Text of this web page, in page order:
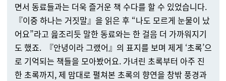
면서 동료들과는 더욱 즐거운 책 수다를 할 수 있었습니다.
『이중 하나는 거짓말』을 읽은 후 “나도 모르게 눈물이 났
어요”라고 읊조리듯 말한 동료와는 한 걸음 더 가까워지기
도 했죠. 『안녕이라 그랬어』의 표지를 보며 제게 ‘초록’으
로 기억되는 책들을 모아봤어요. 가녀린 초록부터 아주 진
한 초록까지, 제 맘대로 펼쳐본 초록의 향연을 창밖 풍경과